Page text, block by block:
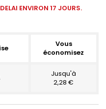
ENVIRON 17 JOURS.
Vous
économisez
Jusqu'à
2,28 €